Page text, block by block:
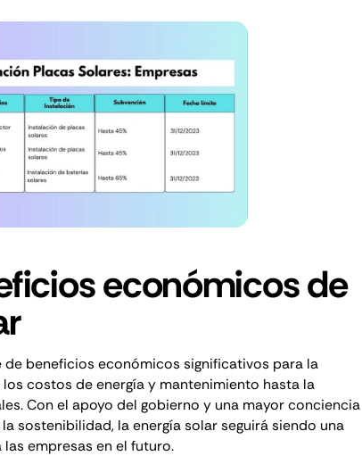
económicos de
de beneficios económicos significativos para la
costos de energía y mantenimiento hasta la
Con el apoyo del gobierno y una mayor conciencia
sostenibilidad, la energía solar seguirá siendo una
empresas en el futuro.